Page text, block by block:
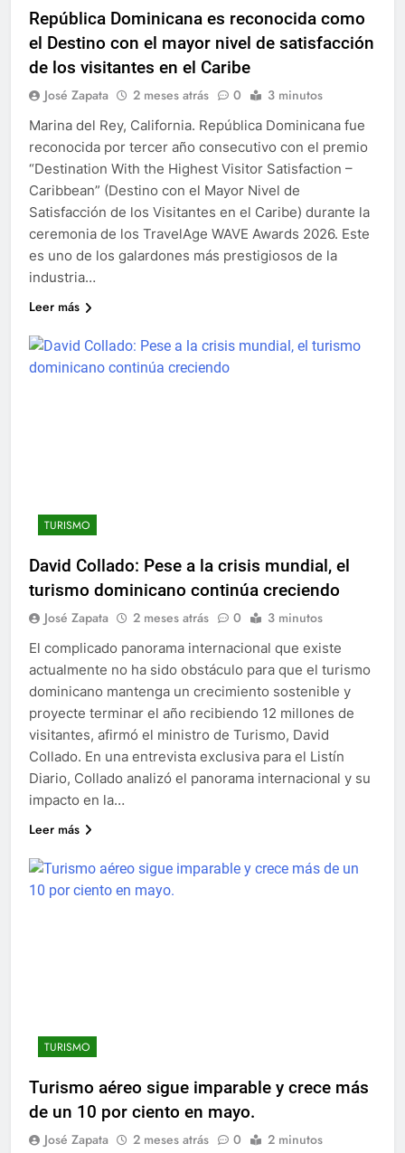
República Dominicana es reconocida como
el Destino con el mayor nivel de satisfacción
de los visitantes en el Caribe
José Zapata 2 meses atrás 0 3 minutos
Marina del Rey, California. República Dominicana fue
reconocida por tercer año consecutivo con el premio
“Destination With the Highest Visitor Satisfaction –
Caribbean” (Destino con el Mayor Nivel de
Satisfacción de los Visitantes en el Caribe) durante la
ceremonia de los TravelAge WAVE Awards 2026. Este
es uno de los galardones más prestigiosos de la
industria…
Leer más
TURISMO
David Collado: Pese a la crisis mundial, el
turismo dominicano continúa creciendo
José Zapata 2 meses atrás 0 3 minutos
El complicado panorama internacional que existe
actualmente no ha sido obstáculo para que el turismo
dominicano mantenga un crecimiento sostenible y
proyecte terminar el año recibiendo 12 millones de
visitantes, afirmó el ministro de Turismo, David
Collado. En una entrevista exclusiva para el Listín
Diario, Collado analizó el panorama internacional y su
impacto en la…
Leer más
TURISMO
Turismo aéreo sigue imparable y crece más
de un 10 por ciento en mayo.
José Zapata 2 meses atrás 0 2 minutos